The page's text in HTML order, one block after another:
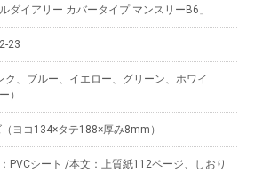
ルダイアリー カバータイプ マンスリーB6」
23
ク、ブルー、イエロー、グリーン、ホワイ
）
ヨコ134×タテ188×厚み8mm）
PVCシート /本文：上質紙112ページ、しおり